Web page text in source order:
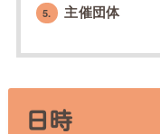
5. 主催団体
日時